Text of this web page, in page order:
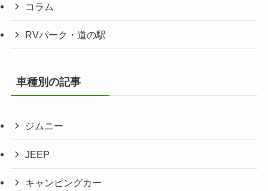
コラム
RVパーク・道の駅
車種別の記事
ジムニー
JEEP
キャンピングカー